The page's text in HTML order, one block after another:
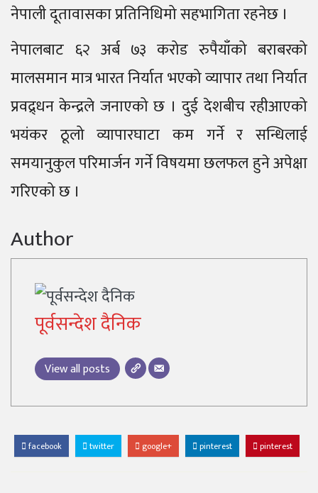
नेपाली दूतावासका प्रतिनिधिमो सहभागिता रहनेछ ।
नेपालबाट ६२ अर्ब ७३ करोड रुपैयाँको बराबरको
मालसमान मात्र भारत निर्यात भएको व्यापार तथा निर्यात
प्रवद्र्धन केन्द्रले जनाएको छ । दुई देशबीच रहीआएको
भयंकर ठूलो व्यापारघाटा कम गर्ने र सन्धिलाई
समयानुकुल परिमार्जन गर्ने विषयमा छलफल हुने अपेक्षा
गरिएको छ ।
Author
पूर्वसन्देश दैनिक
View all posts
facebook twitter google+ pinterest pinterest